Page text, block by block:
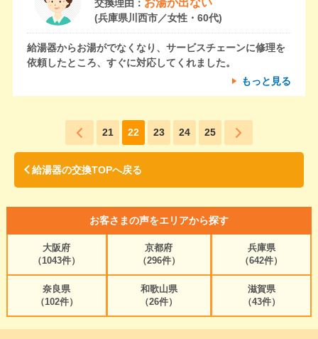
交換理由：
(兵庫県川西市／女性・60代)
給湯器からお湯がでなくなり、サービスチェーンに修理を
依頼したところ、すぐに対応してくれました。
もっと見る
21 22 23 24 25
給湯器の交換TOPへ戻る
お客さまの声をエリアから探す
大阪府
（1043件）
京都府
（296件）
兵庫県
（642件）
奈良県
（102件）
和歌山県
（26件）
滋賀県
（43件）